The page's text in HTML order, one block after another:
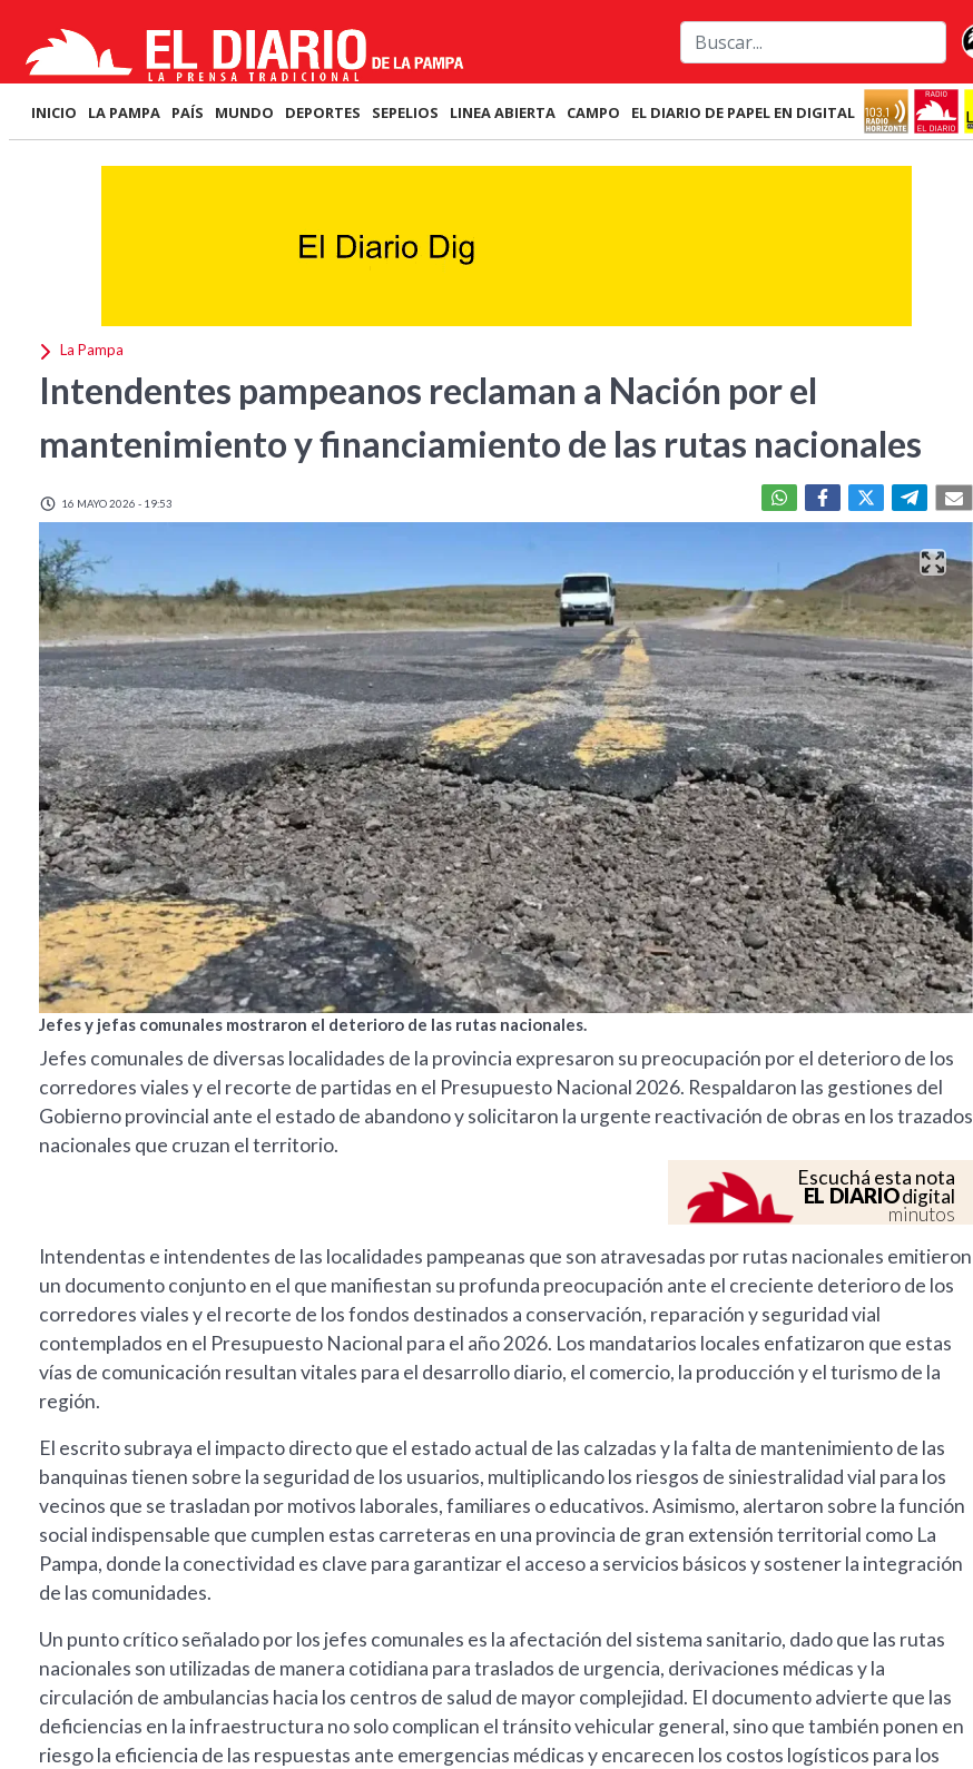
INICIO LA PAMPA PAÍS MUNDO DEPORTES SEPELIOS LINEA ABIERTA CAMPO EL DIARIO DE PAPEL EN DIGITAL
La Pampa
Intendentes pampeanos reclaman a Nación por el
mantenimiento y financiamiento de las rutas nacionales
16 MAYO 2026 - 19:53
Jefes y jefas comunales mostraron el deterioro de las rutas nacionales.
Jefes comunales de diversas localidades de la provincia expresaron su preocupación por el deterioro de los
corredores viales y el recorte de partidas en el Presupuesto Nacional 2026. Respaldaron las gestiones del
Gobierno provincial ante el estado de abandono y solicitaron la urgente reactivación de obras en los trazados
nacionales que cruzan el territorio.
Escuchá esta nota
EL DIARIOdigital
minutos
Intendentas e intendentes de las localidades pampeanas que son atravesadas por rutas nacionales emitieron
un documento conjunto en el que manifiestan su profunda preocupación ante el creciente deterioro de los
corredores viales y el recorte de los fondos destinados a conservación, reparación y seguridad vial
contemplados en el Presupuesto Nacional para el año 2026. Los mandatarios locales enfatizaron que estas
vías de comunicación resultan vitales para el desarrollo diario, el comercio, la producción y el turismo de la
región.
El escrito subraya el impacto directo que el estado actual de las calzadas y la falta de mantenimiento de las
banquinas tienen sobre la seguridad de los usuarios, multiplicando los riesgos de siniestralidad vial para los
vecinos que se trasladan por motivos laborales, familiares o educativos. Asimismo, alertaron sobre la función
social indispensable que cumplen estas carreteras en una provincia de gran extensión territorial como La
Pampa, donde la conectividad es clave para garantizar el acceso a servicios básicos y sostener la integración
de las comunidades.
Un punto crítico señalado por los jefes comunales es la afectación del sistema sanitario, dado que las rutas
nacionales son utilizadas de manera cotidiana para traslados de urgencia, derivaciones médicas y la
circulación de ambulancias hacia los centros de salud de mayor complejidad. El documento advierte que las
deficiencias en la infraestructura no solo complican el tránsito vehicular general, sino que también ponen en
riesgo la eficiencia de las respuestas ante emergencias médicas y encarecen los costos logísticos para los